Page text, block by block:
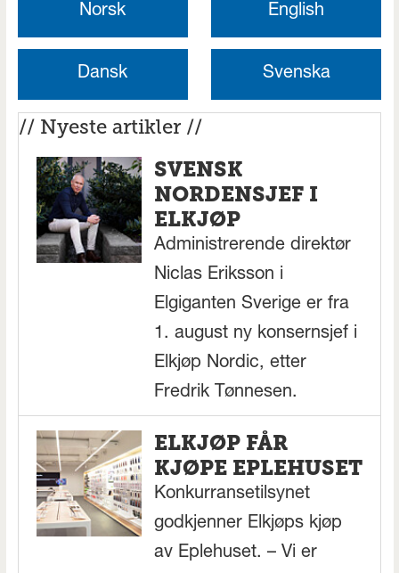
Norsk English
Dansk Svenska
// Nyeste artikler //
SVENSK
NORDENSJEF I
ELKJØP
Administrerende direktør
Niclas Eriksson i
Elgiganten Sverige er fra
1. august ny konsernsjef i
Elkjøp Nordic, etter
Fredrik Tønnesen.
ELKJØP FÅR
KJØPE EPLEHUSET
Konkurransetilsynet
godkjenner Elkjøps kjøp
av Eplehuset. – Vi er